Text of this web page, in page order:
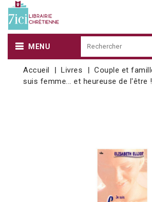
MENU
Accueil Livres Couple et
suis femme... et heureuse de l'être !